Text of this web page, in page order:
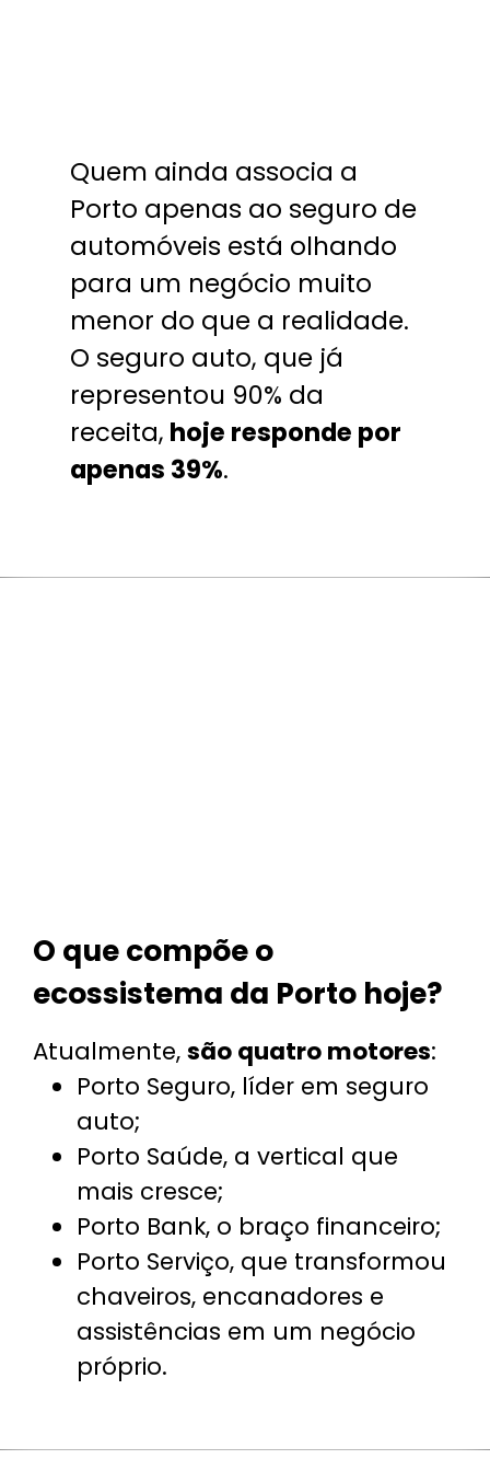
Quem ainda associa a
Porto apenas ao seguro de
automóveis está olhando
para um negócio muito
menor do que a realidade.
O seguro auto, que já
representou 90% da
receita, hoje responde por
apenas 39%.
Atualmente,são quatro motores:
Porto Seguro, líder em seguro
auto;
Porto Saúde, a vertical que
mais cresce;
Porto Bank, o braço financeiro;
Porto Serviço, que transformou
chaveiros, encanadores e
assistências em um negócio
próprio.
O que compõe o
ecossistema da Porto hoje?